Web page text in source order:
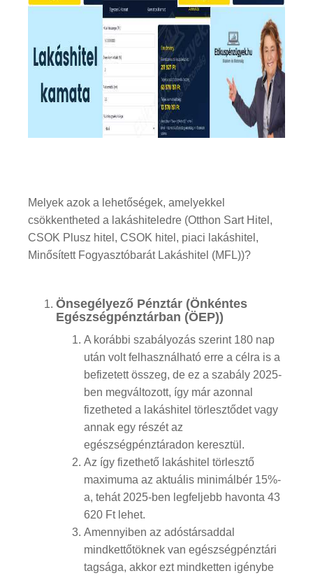
Melyek azok a lehetőségek, amelyekkel
csökkentheted a lakáshiteledre (Otthon Sart Hitel,
CSOK Plusz hitel, CSOK hitel, piaci lakáshitel,
Minősített Fogyasztóbarát Lakáshitel (MFL))?
Önsegélyező Pénztár (Önkéntes
Egészségpénztárban (ÖEP))
A korábbi szabályozás szerint 180 nap
után volt felhasználható erre a célra is a
befizetett összeg, de ez a szabály 2025-
ben megváltozott, így már azonnal
fizetheted a lakáshitel törlesztődet vagy
annak egy részét az
egészségpénztáradon keresztül.
Az így fizethető lakáshitel törlesztő
maximuma az aktuális minimálbér 15%-
a, tehát 2025-ben legfeljebb havonta 43
620 Ft lehet.
Amennyiben az adóstársaddal
mindkettőtöknek van egészségpénztári
tagsága, akkor ezt mindketten igénybe